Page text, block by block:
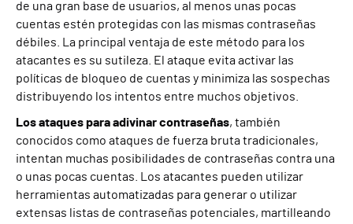
de una gran base de usuarios, al menos unas pocas
cuentas estén protegidas con las mismas contraseñas
débiles. La principal ventaja de este método para los
atacantes es su sutileza. El ataque evita activar las
políticas de bloqueo de cuentas y minimiza las sospechas
distribuyendo los intentos entre muchos objetivos.
Los ataques para adivinar contraseñas, también
conocidos como ataques de fuerza bruta tradicionales,
intentan muchas posibilidades de contraseñas contra una
o unas pocas cuentas. Los atacantes pueden utilizar
herramientas automatizadas para generar o utilizar
extensas listas de contraseñas potenciales, martilleando